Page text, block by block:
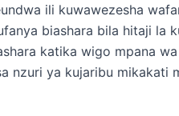
ili kuwawezesha
biashara bila hitaji la
katika wigo mpana
nzuri ya kujaribu mikakati